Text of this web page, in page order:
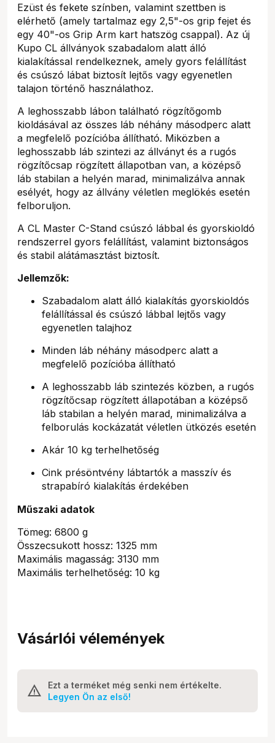
Ezüst és fekete színben, valamint szettben is
elérhető (amely tartalmaz egy 2,5"-os grip fejet és
egy 40"-os Grip Arm kart hatszög csappal). Az új
Kupo CL állványok szabadalom alatt álló
kialakítással rendelkeznek, amely gyors felállítást
és csúszó lábat biztosít lejtős vagy egyenetlen
talajon történő használathoz.
A leghosszabb lábon található rögzítőgomb
kioldásával az összes láb néhány másodperc alatt
a megfelelő pozícióba állítható. Miközben a
leghosszabb láb szintezi az állványt és a rugós
rögzítőcsap rögzített állapotban van, a középső
láb stabilan a helyén marad, minimalizálva annak
esélyét, hogy az állvány véletlen meglökés esetén
felboruljon.
A CL Master C-Stand csúszó lábbal és gyorskioldó
rendszerrel gyors felállítást, valamint biztonságos
és stabil alátámasztást biztosít.
Jellemzők:
Szabadalom alatt álló kialakítás gyorskioldós
felállítással és csúszó lábbal lejtős vagy
egyenetlen talajhoz
Minden láb néhány másodperc alatt a
megfelelő pozícióba állítható
A leghosszabb láb szintezés közben, a rugós
rögzítőcsap rögzített állapotában a középső
láb stabilan a helyén marad, minimalizálva a
felborulás kockázatát véletlen ütközés esetén
Akár 10 kg terhelhetőség
Cink présöntvény lábtartók a masszív és
strapabíró kialakítás érdekében
Műszaki adatok
Tömeg: 6800 g
Összecsukott hossz: 1325 mm
Maximális magasság: 3130 mm
Maximális terhelhetőség: 10 kg
Vásárlói vélemények
Ezt a terméket még senki nem értékelte.
Legyen Ön az első!